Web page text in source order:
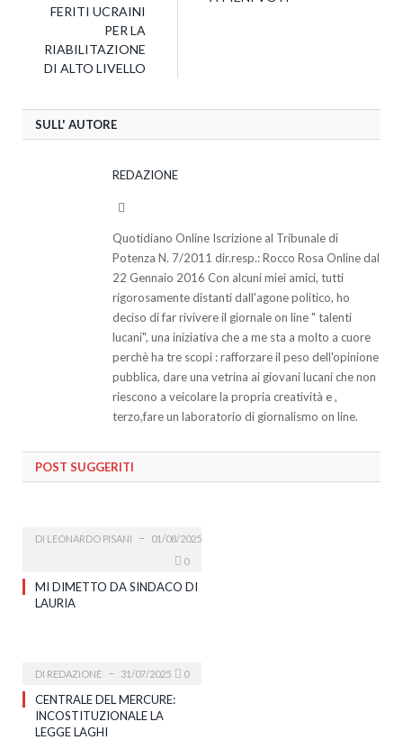
FERITI UCRAINI
PER LA
RIABILITAZIONE
DI ALTO LIVELLO
SULL' AUTORE
REDAZIONE
Quotidiano Online Iscrizione al Tribunale di
Potenza N. 7/2011 dir.resp.: Rocco Rosa Online dal
22 Gennaio 2016 Con alcuni miei amici, tutti
rigorosamente distanti dall'agone politico, ho
deciso di far rivivere il giornale on line " talenti
lucani", una iniziativa che a me sta a molto a cuore
perchè ha tre scopi : rafforzare il peso dell'opinione
pubblica, dare una vetrina ai giovani lucani che non
riescono a veicolare la propria creatività e ,
terzo,fare un laboratorio di giornalismo on line.
POST SUGGERITI
DI LEONARDO PISANI
01/08/2025
0
MI DIMETTO DA SINDACO DI
LAURIA
DI REDAZIONE 31/07/2025 0
CENTRALE DEL MERCURE:
INCOSTITUZIONALE LA
LEGGE LAGHI